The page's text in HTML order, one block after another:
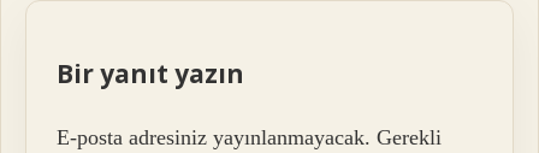
Bir yanıt yazın
E-posta adresiniz yayınlanmayacak. Gerekli